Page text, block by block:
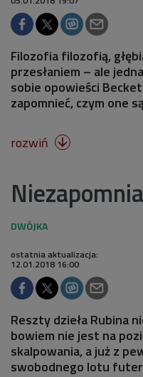
Filozofia filozofią,
przesłaniem – ale
sobie opowieści
zapomnieć, czym one
rozwiń 
ostatnia aktualizacja:
12.01.2018 16:00
Reszty dzieła Rubina
bowiem nie jest na
skalpowania, a już z
swobodnego lotu